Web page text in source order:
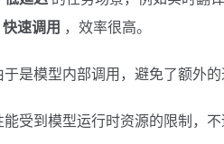
快速调用 ，效率很高。
是模型内部调用，避免了额外的
受到模型运行时资源的限制，